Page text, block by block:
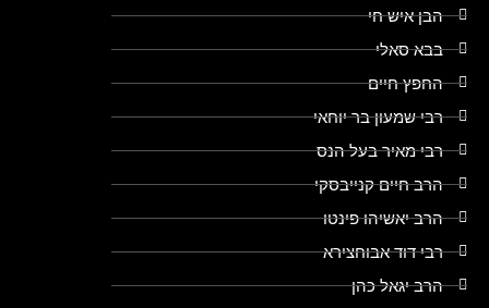
הבן איש חי
בבא סאלי
החפץ חיים
רבי שמעון בר יוחאי
רבי מאיר בעל הנס
הרב חיים קנייבסקי
הרב יאשיהו פינטו
רבי דוד אבוחצירא
הרב יגאל כהן